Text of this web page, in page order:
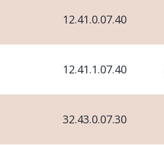
12.41.0.07.40
12.41.1.07.40
32.43.0.07.30